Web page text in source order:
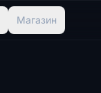
Магазин